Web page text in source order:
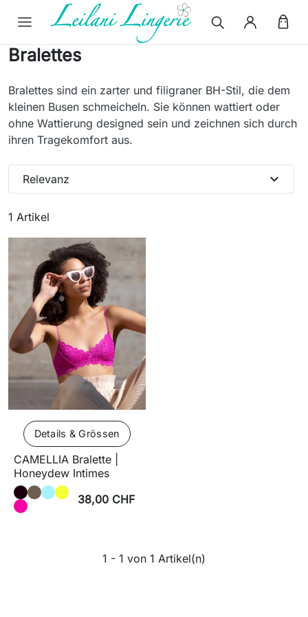
Bralettes
Bralettes sind ein zarter und filigraner BH-Stil, die dem
kleinen Busen schmeicheln. Sie können wattiert oder
ohne Wattierung designed sein und zeichnen sich durch
ihren Tragekomfort aus.
1 Artikel
Relevanz expand_more
Details & Grössen
CAMELLIA Bralette |
Honeydew Intimes
38,00 CHF
1 - 1 von 1 Artikel(n)